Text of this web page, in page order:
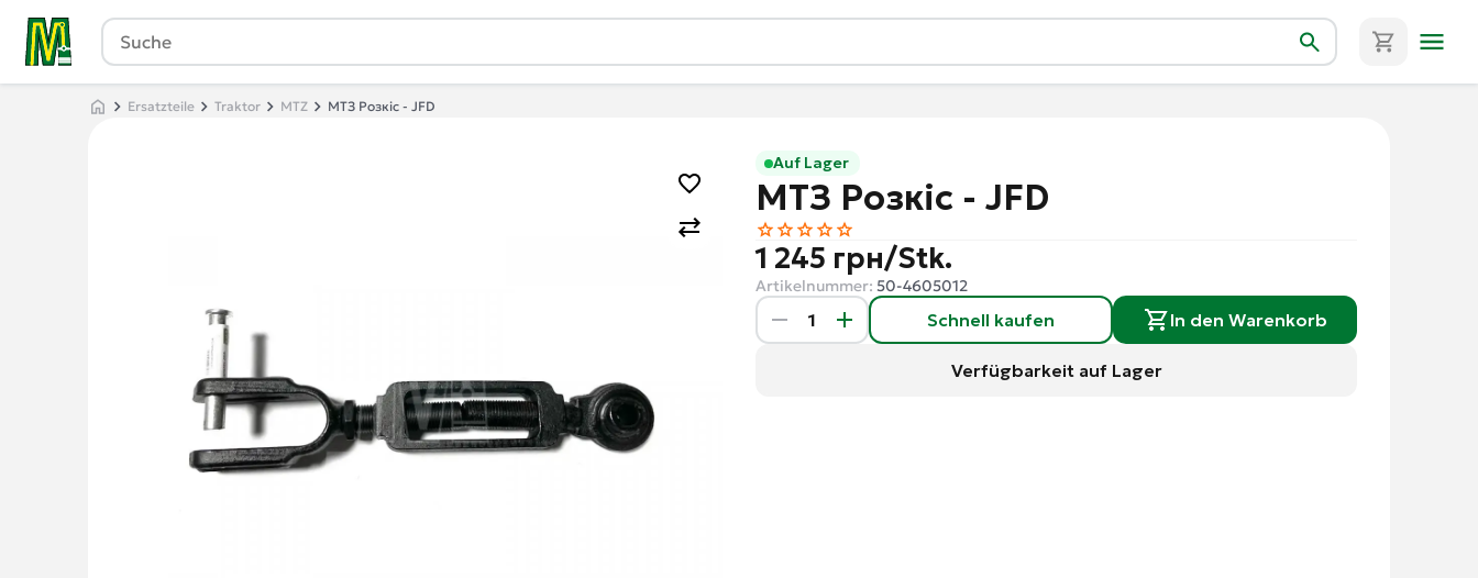
Ersatzteile Traktor MTZ МТЗ Розкіс - JFD
Auf Lager
МТЗ Розкіс - JFD
1 245 грн/Stk.
Artikelnummer: 50-4605012
Schnell kaufen In den Warenkorb
Verfügbarkeit auf Lager